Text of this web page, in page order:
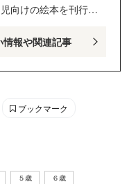
向けの絵本を刊行し
に、おもしろくて役
情報や関連記事
ブックマーク
５歳
６歳